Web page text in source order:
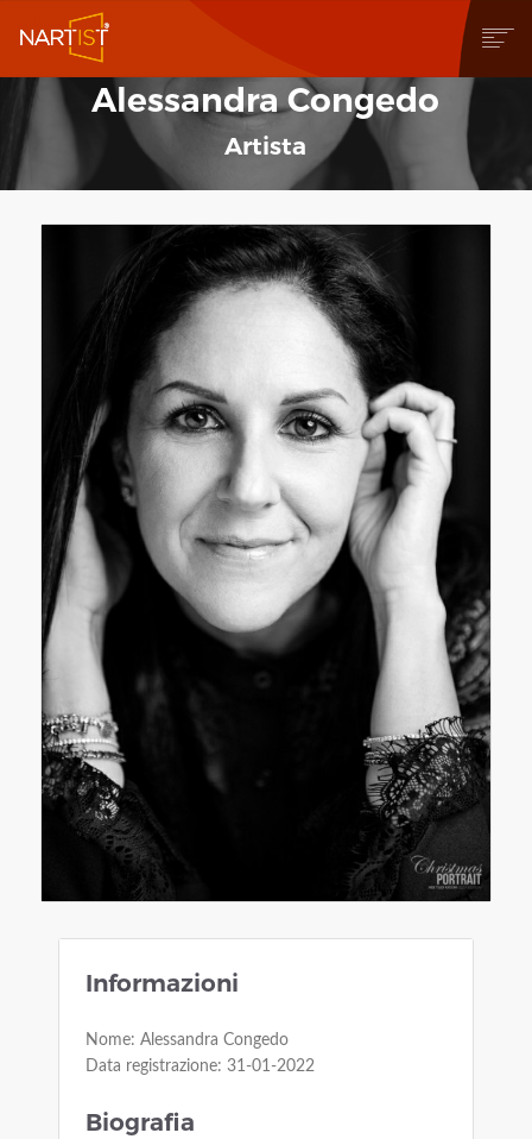
COSA PUOI FARE
CONTEST
OPERE
CONTATTI
Alessandra Congedo
Artista
Informazioni
Nome: Alessandra Congedo
Data registrazione: 31-01-2022
Biografia